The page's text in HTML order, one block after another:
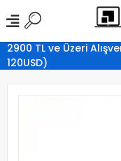
2900 TL ve Üzeri
120USD)